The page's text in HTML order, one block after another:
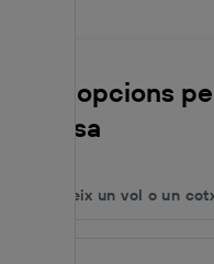
Més opcions
Eivissa
Afegeix un vol o un